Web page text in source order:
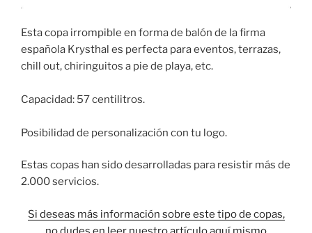
Esta copa irrompible en forma de balón de la firma
española Krysthal es perfecta para eventos, terrazas,
chill out, chiringuitos a pie de playa, etc.
Capacidad: 57 centilitros.
Posibilidad de personalización con tu logo.
Estas copas han sido desarrolladas para resistir más de
2.000 servicios.
Si deseas más información sobre este tipo de copas,